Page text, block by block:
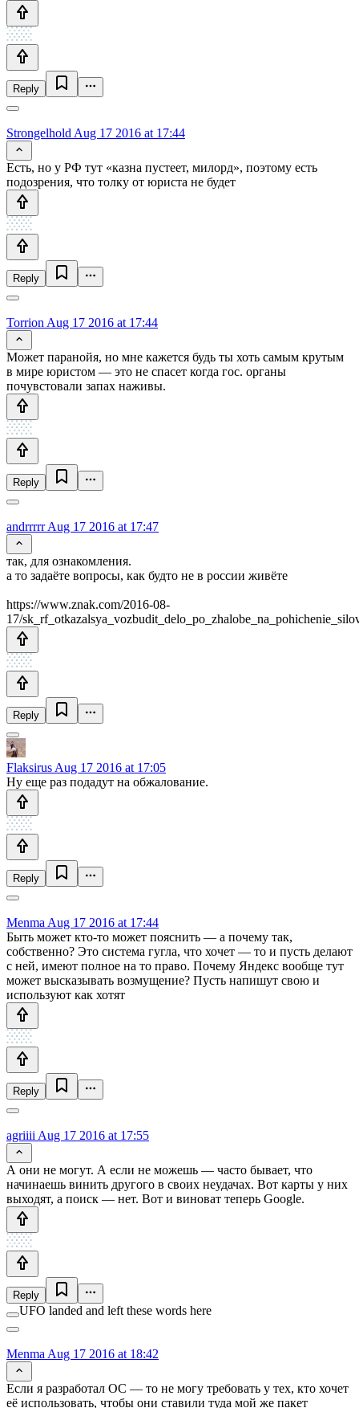
Reply
Strongelhold Aug 17 2016 at 17:44
Есть, но у РФ тут «казна пустеет, милорд», поэтому есть
подозрения, что толку от юриста не будет
Reply
Torrion Aug 17 2016 at 17:44
Может паранойя, но мне кажется будь ты хоть самым крутым
в мире юристом — это не спасет когда гос. органы
почувстовали запах наживы.
Reply
andrrrrrAug 17 2016 at 17:47
так, для ознакомления.
а то задаёте вопросы, как будто не в россии живёте
https://www.znak.com/2016-08-
17/
Reply
Flaksirus Aug 17 2016 at 17:05
Ну еще раз подадут на обжалование.
Reply
Menma Aug 17 2016 at 17:44
Быть может кто-то может пояснить — а почему так,
собственно? Это система гугла, что хочет — то и пусть делают
с ней, имеют полное на то право. Почему Яндекс вообще тут
может высказывать возмущение? Пусть напишут свою и
используют как хотят
Reply
agriiii Aug 17 2016 at 17:55
А они не могут. А если не можешь — часто бывает, что
начинаешь винить другого в своих неудачах. Вот карты у них
выходят, а поиск — нет. Вот и виноват теперь Google.
Reply
UFO landed and left these words here
Menma Aug 17 2016 at 18:42
Если я разработал ОС — то не могу требовать у тех, кто хочет
её использовать, чтобы они ставили туда мой же пакет